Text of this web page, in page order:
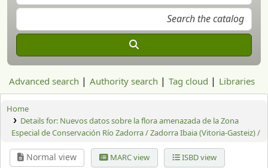
Advanced search Authority search Tag cloud Libraries
Home
Details for: Nuevos datos sobre la flora amenazada de la Zona
Especial de Conservación Río Zadorra / Zadorra Ibaia (Vitoria-Gasteiz) /
Normal view MARC view ISBD view